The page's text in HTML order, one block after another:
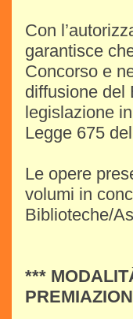
Con
garantisce
Concorso e
diffusione del
legislazione
Legge 675
Le opere
volumi in
Biblioteche/
***